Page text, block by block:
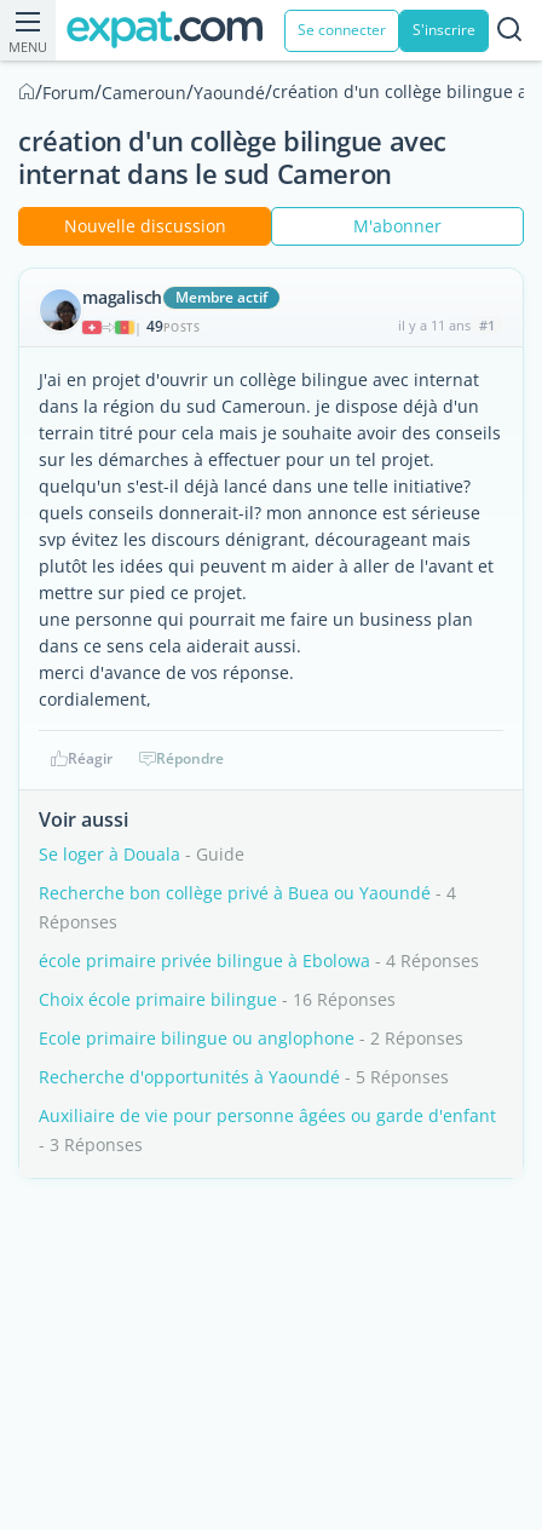
MENU
Se connecter S'inscrire
/Forum/Cameroun/Yaoundé/création d'un collège bilingue
création d'un collège bilingue avec
internat dans le sud Cameron
Nouvelle discussion M'abonner
magalisch Membre actif
| 49POSTS il y a 11 ans #1
J'ai en projet d'ouvrir un collège bilingue avec internat
dans la région du sud Cameroun. je dispose déjà d'un
terrain titré pour cela mais je souhaite avoir des conseils
sur les démarches à effectuer pour un tel projet.
quelqu'un s'est-il déjà lancé dans une telle initiative?
quels conseils donnerait-il? mon annonce est sérieuse
svp évitez les discours dénigrant, décourageant mais
plutôt les idées qui peuvent m aider à aller de l'avant et
mettre sur pied ce projet.
une personne qui pourrait me faire un business plan
dans ce sens cela aiderait aussi.
merci d'avance de vos réponse.
cordialement,
Réagir Répondre
Voir aussi
Se loger à Douala - Guide
Recherche bon collège privé à Buea ou Yaoundé - 4
Réponses
école primaire privée bilingue à Ebolowa - 4 Réponses
Choix école primaire bilingue - 16 Réponses
Ecole primaire bilingue ou anglophone - 2 Réponses
Recherche d'opportunités à Yaoundé - 5 Réponses
Auxiliaire de vie pour personne âgées ou garde d'enfant
- 3 Réponses